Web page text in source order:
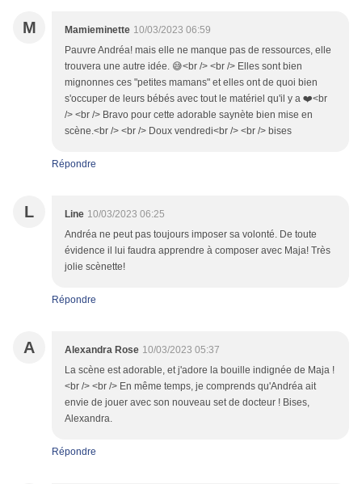
M Mamieminette 10/03/2023 06:59
Pauvre Andréa! mais elle ne manque pas de ressources, elle
trouvera une autre idée. 😅<br /> <br /> Elles sont bien
mignonnes ces "petites mamans" et elles ont de quoi bien
s'occuper de leurs bébés avec tout le matériel qu'il y a ❤️<br
/> <br /> Bravo pour cette adorable saynète bien mise en
scène.<br /> <br /> Doux vendredi<br /> <br /> bises
Répondre
L Line 10/03/2023 06:25
Andréa ne peut pas toujours imposer sa volonté. De toute
évidence il lui faudra apprendre à composer avec Maja! Très
jolie scènette!
Répondre
A Alexandra Rose 10/03/2023 05:37
La scène est adorable, et j'adore la bouille indignée de Maja !
<br /> <br /> En même temps, je comprends qu'Andréa ait
envie de jouer avec son nouveau set de docteur ! Bises,
Alexandra.
Répondre